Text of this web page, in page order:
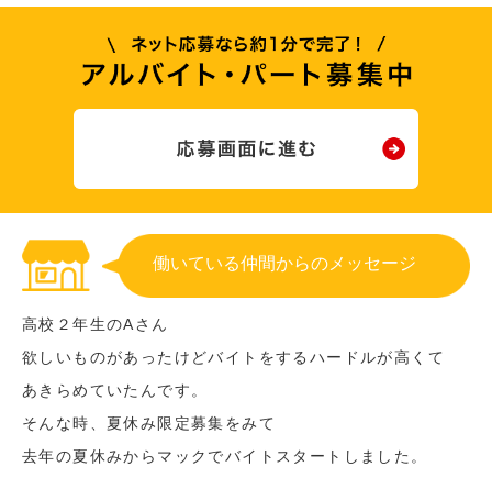
働いている仲間からのメッセージ
高校２年生のAさん
欲しいものがあったけどバイトをするハードルが高くて
あきらめていたんです。
そんな時、夏休み限定募集をみて
去年の夏休みからマックでバイトスタートしました。